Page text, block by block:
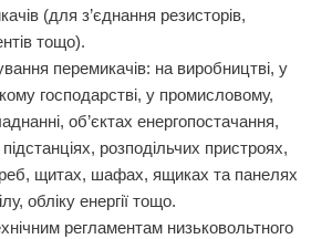
(для з’єднання резисторів,
тощо).
перемикачів: на виробництві, у
господарстві, у промисловому,
об’єктах енергопостачання,
розподільчих пристроях,
щитах, шафах, ящиках та панелях
обліку енергії тощо.
регламентам низьковольтного